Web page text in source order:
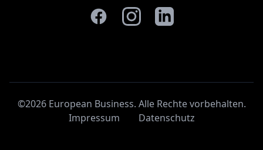
©2026 European Business. Alle Rechte vorbehalten.
Impressum
Datenschutz